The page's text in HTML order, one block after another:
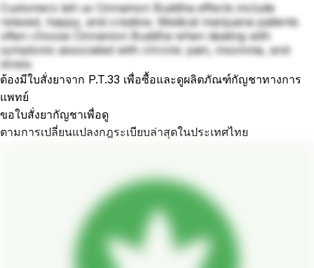
Customers tell us Cinnamon Buddha effects include
relaxed, happy, and creative. Medical marijuana patients
often choose Cinnamon Buddha when dealing with
symptoms associated with chronic pain, insomnia, and
stress
ต้องมีใบสั่งยาจาก P.T.33 เพื่อซื้อและดูผลิตภัณฑ์กัญชาทางการ
แพทย์
ขอใบสั่งยากัญชาเพื่อดู
ตามการเปลี่ยนแปลงกฎระเบียบล่าสุดในประเทศไทย